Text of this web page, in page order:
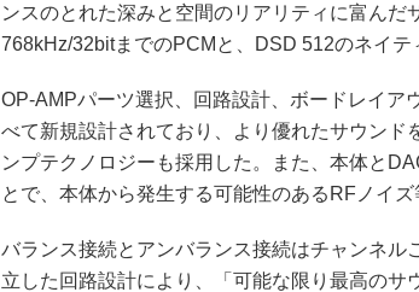
ンスのとれた深みと空間のリアリティに富んだ
768kHz/32bitまでのPCMと、DSD 512のネイテ
OP-AMPパーツ選択、回路設計、ボードレイア
べて新規設計されており、より優れたサウンド
ンプテクノロジーも採用した。また、本体と
とで、本体から発生する可能性のあるRFノイズ
バランス接続とアンバランス接続はチャンネル
立した回路設計により、「可能な限り最高のサ